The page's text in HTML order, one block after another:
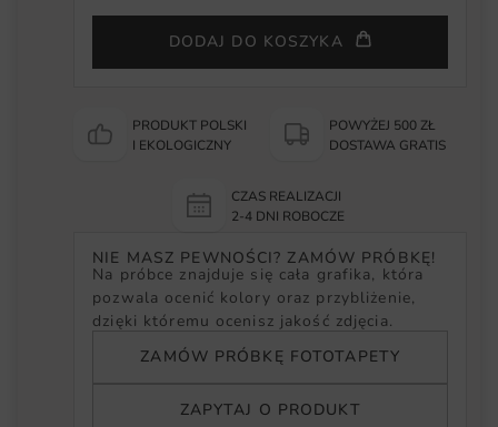
DODAJ DO KOSZYKA
PRODUKT POLSKI
I EKOLOGICZNY
POWYŻEJ 500 ZŁ
DOSTAWA GRATIS
CZAS REALIZACJI
2-4 DNI ROBOCZE
NIE MASZ PEWNOŚCI? ZAMÓW PRÓBKĘ!
Na próbce znajduje się cała grafika, która
pozwala ocenić kolory oraz przybliżenie,
dzięki któremu ocenisz jakość zdjęcia.
ZAMÓW PRÓBKĘ FOTOTAPETY
ZAPYTAJ O PRODUKT